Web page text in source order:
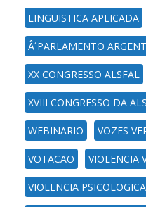
LINGUISTICA APLICADA
Â´PARLAMENTO
XX CONGRESSO ALSFAL
XVIII CONGRESSO DA
WEBINARIO VOZES
VOTACAO VIOLENCIA
VIOLENCIA PSICOLOGICA